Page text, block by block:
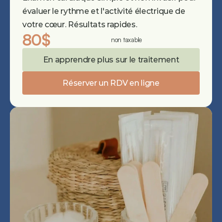
évaluer le rythme et l'activité électrique de
votre cœur. Résultats rapides.
80$ non taxable
En apprendre plus sur le traitement
Réserver un RDV en ligne